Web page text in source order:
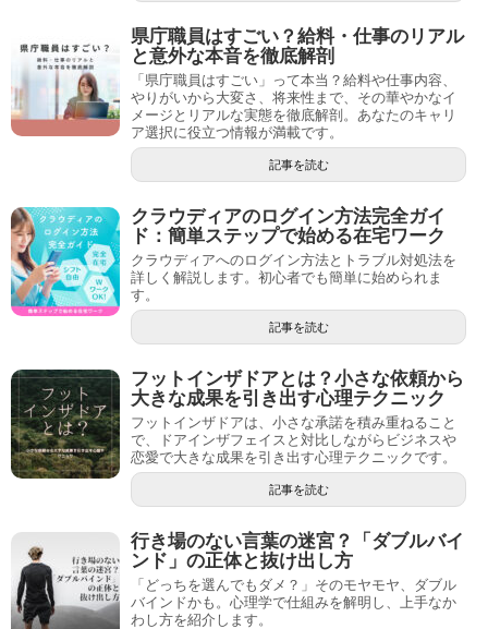
県庁職員はすごい？給料・仕事のリアル
と意外な本音を徹底解剖
「県庁職員はすごい」って本当？給料や仕事内容、
やりがいから大変さ、将来性まで、その華やかなイ
メージとリアルな実態を徹底解剖。あなたのキャリ
ア選択に役立つ情報が満載です。
記事を読む
クラウディアのログイン方法完全ガイ
ド：簡単ステップで始める在宅ワーク
クラウディアへのログイン方法とトラブル対処法を
詳しく解説します。初心者でも簡単に始められま
す。
記事を読む
フットインザドアとは？小さな依頼から
大きな成果を引き出す心理テクニック
フットインザドアは、小さな承諾を積み重ねること
で、ドアインザフェイスと対比しながらビジネスや
恋愛で大きな成果を引き出す心理テクニックです。
記事を読む
行き場のない言葉の迷宮？「ダブルバイ
ンド」の正体と抜け出し方
「どっちを選んでもダメ？」そのモヤモヤ、ダブル
バインドかも。心理学で仕組みを解明し、上手なか
わし方を紹介します。